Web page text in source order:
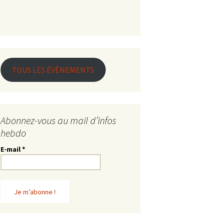
TOUS LES ÉVÈNEMENTS
Abonnez-vous au mail d’infos
hebdo
E-mail*